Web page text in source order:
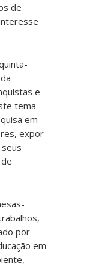
de
e
tema
em
expor
por
em